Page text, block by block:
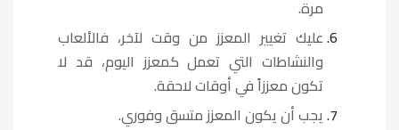
مرة.
عليك تغيير المعزز من وقت لآخر، فالألعاب
والنشاطات التي تعمل كمعزز اليوم، قد لا
تكون معززاً في أوقات لاحقة.
يجب أن يكون المعزز متسق وفوري.